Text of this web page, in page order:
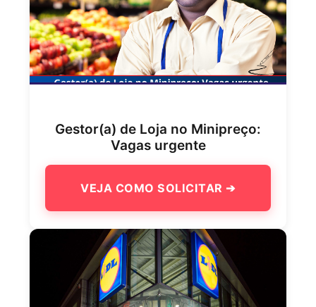
Gestor(a) de Loja no Minipreço:
Vagas urgente
VEJA COMO SOLICITAR ➔